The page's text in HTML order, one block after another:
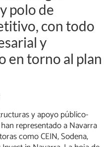
polo de
con todo
y
en torno al plan
y apoyo público-
representado a Navarra
como CEIN, Sodena,